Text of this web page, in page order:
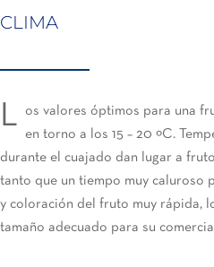
CLIMA
L
os valores óptimos para una
en torno a los 15 – 20 ºC.
durante el cuajado dan lugar a
tanto que un tiempo muy caluroso
y coloración del fruto muy rápida,
tamaño adecuado para su